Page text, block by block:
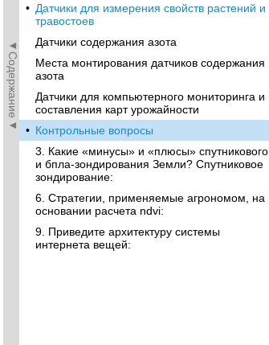
◄Содержание◄
• Датчики для измерения свойств растений и
травостоев
Датчики содержания азота
Места монтирования датчиков содержания
азота
Датчики для компьютерного мониторинга и
составления карт урожайности
• Контрольные вопросы
3. Какие «минусы» и «плюсы» спутникового
и бпла-зондирования Земли? Спутниковое
зондирование:
6. Стратегии, применяемые агрономом, на
основании расчета ndvi:
9. Приведите архитектуру системы
интернета вещей: